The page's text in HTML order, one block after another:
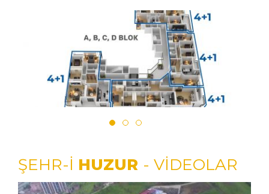
ŞEHR-İ HUZUR - VİDEOLAR